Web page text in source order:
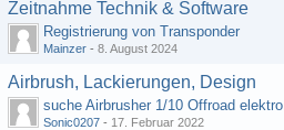
Zeitnahme Technik & Software
Registrierung von Transponder
Mainzer - 8. August 2024
Airbrush, Lackierungen, Design
suche Airbrusher 1/10 Offroad elektro
Sonic0207 - 17. Februar 2022